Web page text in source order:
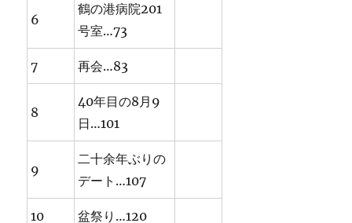
6
鶴の港病院201
号室…73
7 再会…83
8
40年目の8月9
日…101
9
二十余年ぶりの
デート…107
10 盆祭り…120